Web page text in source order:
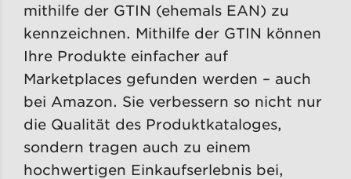
mithilfe der GTIN (ehemals EAN) zu
kennzeichnen. Mithilfe der GTIN können
Ihre Produkte einfacher auf
Marketplaces gefunden werden – auch
bei Amazon. Sie verbessern so nicht nur
die Qualität des Produktkataloges,
sondern tragen auch zu einem
hochwertigen Einkaufserlebnis bei,